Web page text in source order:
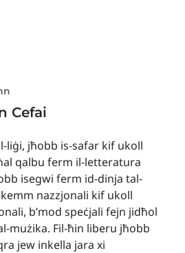
Cefai
liġi, jħobb is-safar kif ukoll
qalbu ferm il-letteratura
isegwi ferm id-dinja tal-
nazzjonali kif ukoll
b’mod speċjali fejn jidħol
mużika. Fil-ħin liberu jħobb
jew inkella jara xi